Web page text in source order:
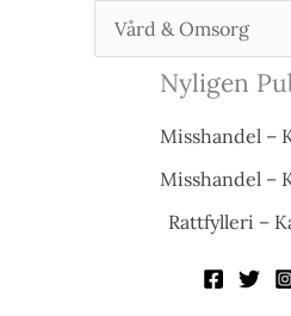
Nyligen
Misshandel –
Misshandel –
Rattfylleri –